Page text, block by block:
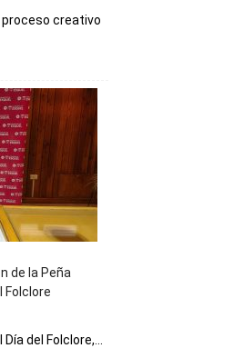
creativo
de la Peña
Folclore
del Folclore,...